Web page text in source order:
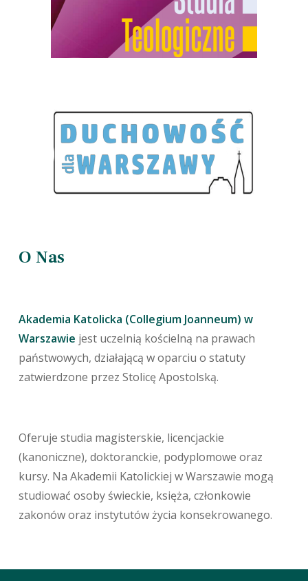
O Nas
Akademia Katolicka (Collegium Joanneum) w
Warszawie jest uczelnią kościelną na prawach
państwowych, działającą w oparciu o statuty
zatwierdzone przez Stolicę Apostolską.
Oferuje studia magisterskie, licencjackie
(kanoniczne), doktoranckie, podyplomowe oraz
kursy. Na Akademii Katolickiej w Warszawie mogą
studiować osoby świeckie, księża, członkowie
zakonów oraz instytutów życia konsekrowanego.